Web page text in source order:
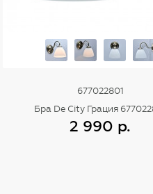
677022801
Бра De City Грация
2 990 р.